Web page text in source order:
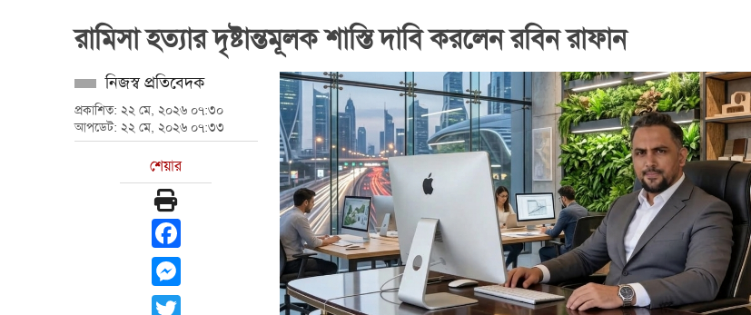
রামিসা হত্যার দৃষ্টান্তমূলক শাস্তি দাবি করলেন রবিন রাফান
নিজস্ব প্রতিবেদক
প্রকাশিত: ২২ মে, ২০২৬ ০৭:৩০
আপডেট: ২২ মে, ২০২৬ ০৭:৩৩
শেয়ার
Facebook
Messenger
Twitter